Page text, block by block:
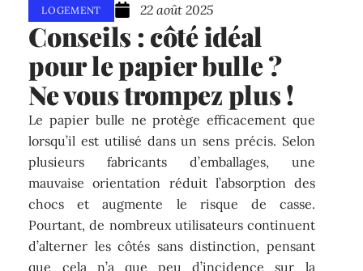
LOGEMENT 22 août 2025
Conseils : côté idéal
pour le papier bulle ?
Ne vous trompez plus !
Le papier bulle ne protège efficacement que
lorsqu’il est utilisé dans un sens précis. Selon
plusieurs fabricants d’emballages, une
mauvaise orientation réduit l’absorption des
chocs et augmente le risque de casse.
Pourtant, de nombreux utilisateurs continuent
d’alterner les côtés sans distinction, pensant
que cela n’a que peu d’incidence sur la